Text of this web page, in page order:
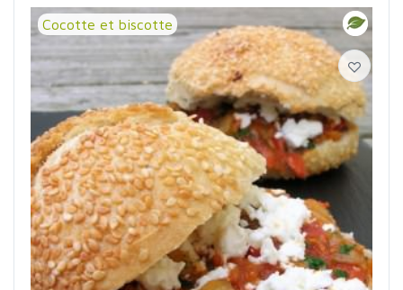
Cocotte et biscotte